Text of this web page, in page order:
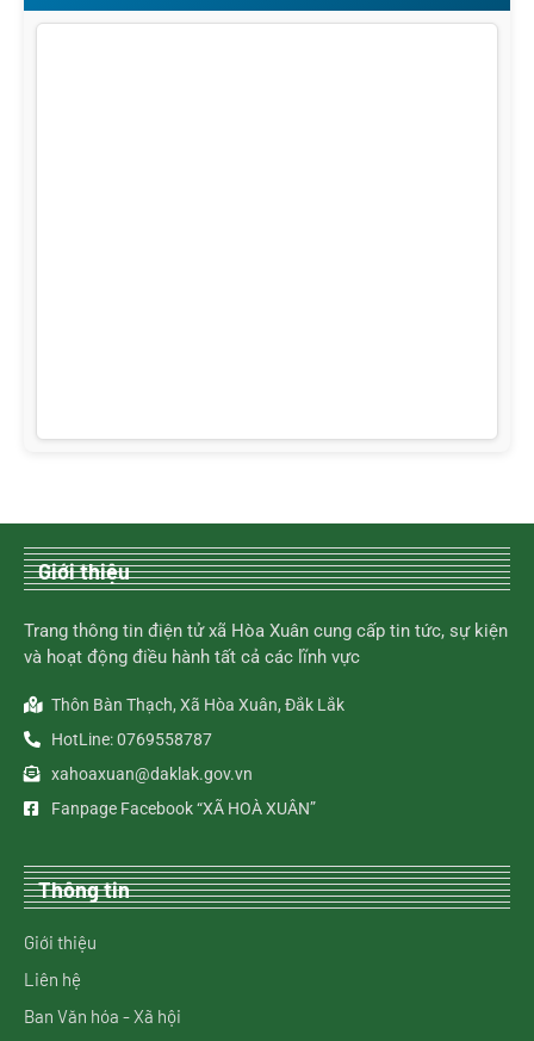
Giới thiệu
Trang thông tin điện tử xã Hòa Xuân cung cấp tin tức, sự kiện
và hoạt động điều hành tất cả các lĩnh vực
Thôn Bàn Thạch, Xã Hòa Xuân, Đắk Lắk
HotLine: 0769558787
xahoaxuan@daklak.gov.vn
Fanpage Facebook “XÃ HOÀ XUÂN”
Thông tin
Giới thiệu
Liên hệ
Ban Văn hóa - Xã hội